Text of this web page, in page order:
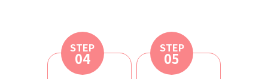
STEP
04
STEP
05